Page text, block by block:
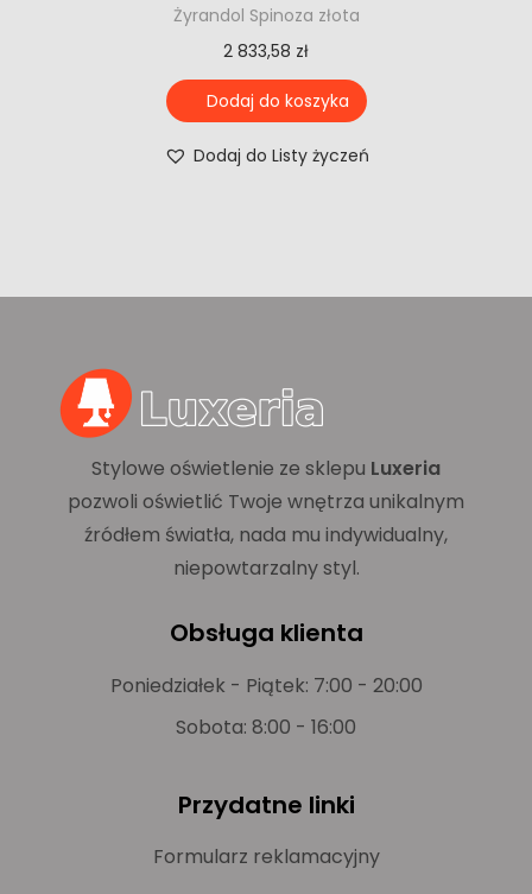
Żyrandol Spinoza złota
2 833,58 zł
Dodaj do koszyka
Dodaj do Listy życzeń
Stylowe oświetlenie ze sklepu Luxeria
pozwoli oświetlić Twoje wnętrza unikalnym
źródłem światła, nada mu indywidualny,
niepowtarzalny styl.
Obsługa klienta
Poniedziałek - Piątek: 7:00 - 20:00
Sobota: 8:00 - 16:00
Przydatne linki
Formularz reklamacyjny